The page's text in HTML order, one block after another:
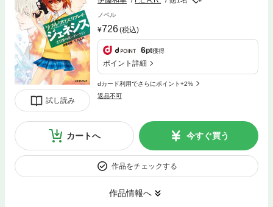
試し読み
ノベル
726(税込)
6pt獲得
ポイント詳細
dカード利用でさらにポイント+2%
返品不可
カートへ 今すぐ買う
作品をチェックする
作品情報へ